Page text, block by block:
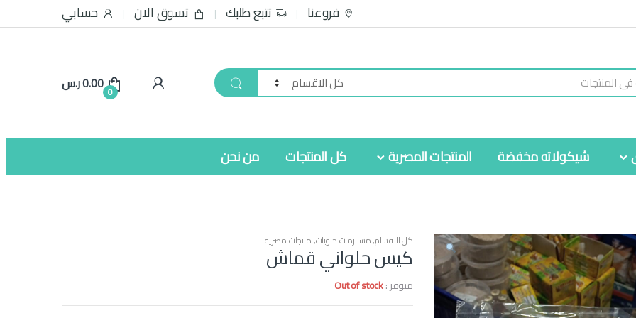
فروعنا تتبع طلبك تسوق الان حسابي
0
0.00ر.س
شيكولاته مخفضة المنتجات المصرية كل المنتجات من نحن
كل الاقسام,مستلزمات حلويات,منتجات مصرية
كيس حلواني قماش
متوفر :Out of stock